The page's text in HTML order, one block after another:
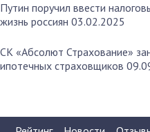
Путин поручил ввести
жизнь россиян 03.02.2025
СК «Абсолют Страхование»
ипотечных страховщиков